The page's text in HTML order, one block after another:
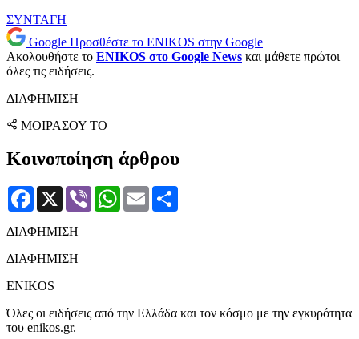
ΣΥΝΤΑΓΗ
Google Προσθέστε το ENIKOS στην Google
Ακολουθήστε το ENIKOS στο Google News και μάθετε πρώτοι
όλες τις ειδήσεις.
ΔΙΑΦΗΜΙΣΗ
ΜΟΙΡΑΣΟΥ ΤΟ
Κοινοποίηση άρθρου
Facebook
X Viber WhatsApp
Email
ΔΙΑΦΗΜΙΣΗ
ΔΙΑΦΗΜΙΣΗ
ENIKOS
Όλες οι ειδήσεις από την Ελλάδα και τον κόσμο με την εγκυρότητα
του enikos.gr.